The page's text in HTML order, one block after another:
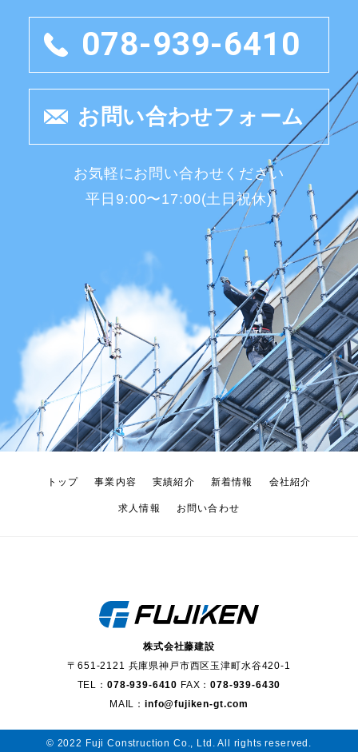
078-939-6410
お問い合わせフォーム
お気軽にお問い合わせください
平日9:00〜17:00(土日祝休)
トップ 事業内容 実績紹介 新着情報 会社紹介
求人情報 お問い合わせ
株式会社藤建設
〒651-2121 兵庫県神戸市西区玉津町水谷420-1
TEL：078-939-6410 FAX：078-939-6430
MAIL：info@fujiken-gt.com
© 2022 Fuji Construction Co., Ltd. All rights reserved.